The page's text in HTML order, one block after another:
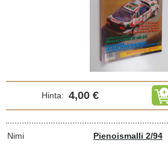
Hinta: 4,00 €
Nimi Pienoismalli 2/94